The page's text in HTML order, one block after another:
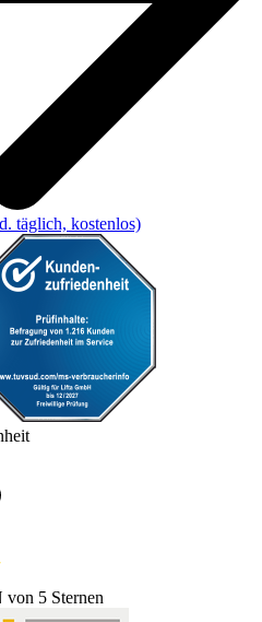
täglich, kostenlos)
von 5 Sternen